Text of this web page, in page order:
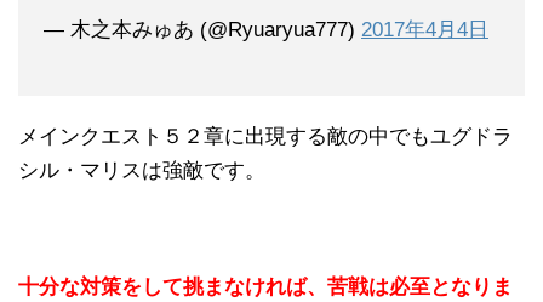
— 木之本みゅあ (@Ryuaryua777) 2017年4月4日
メインクエスト５２章に出現する敵の中でもユグドラ
シル・マリスは強敵です。
十分な対策をして挑まなければ、苦戦は必至となりま